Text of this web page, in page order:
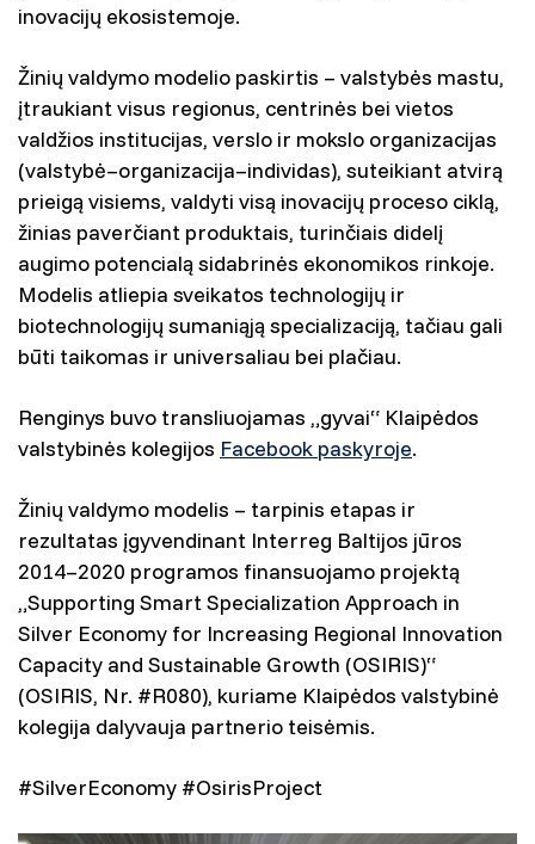
inovacijų ekosistemoje.
Žinių valdymo modelio paskirtis – valstybės mastu,
įtraukiant visus regionus, centrinės bei vietos
valdžios institucijas, verslo ir mokslo organizacijas
(valstybė–organizacija–individas), suteikiant atvirą
prieigą visiems, valdyti visą inovacijų proceso ciklą,
žinias paverčiant produktais, turinčiais didelį
augimo potencialą sidabrinės ekonomikos rinkoje.
Modelis atliepia sveikatos technologijų ir
biotechnologijų sumaniąją specializaciją, tačiau gali
būti taikomas ir universaliau bei plačiau.
Renginys buvo transliuojamas „gyvai“ Klaipėdos
valstybinės kolegijos Facebook paskyroje.
Žinių valdymo modelis – tarpinis etapas ir
rezultatas įgyvendinant Interreg Baltijos jūros
2014–2020 programos finansuojamo projektą
„Supporting Smart Specialization Approach in
Silver Economy for Increasing Regional Innovation
Capacity and Sustainable Growth (OSIRIS)“
(OSIRIS, Nr. #R080), kuriame Klaipėdos valstybinė
kolegija dalyvauja partnerio teisėmis.
#SilverEconomy #OsirisProject